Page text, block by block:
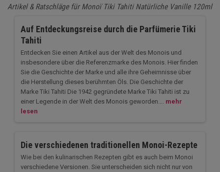
Artikel & Ratschläge für Monoï Tiki Tahiti Natürliche Vanille 120ml
Auf Entdeckungsreise durch die Parfümerie Tiki
Tahiti
Entdecken Sie einen Artikel aus der Welt des Monois und
insbesondere über die Referenzmarke des Monois. Hier finden
Sie die Geschichte der Marke und alle ihre Geheimnisse über
die Herstellung dieses berühmten Öls. Die Geschichte der
Marke Tiki Tahiti Die 1942 gegründete Marke Tiki Tahiti ist zu
einer Legende in der Welt des Monois geworden.... mehr
lesen
Die verschiedenen traditionellen Monoi-Rezepte
Wie bei den kulinarischen Rezepten gibt es auch beim Monoi
verschiedene Versionen. Sie unterscheiden sich nicht nur von